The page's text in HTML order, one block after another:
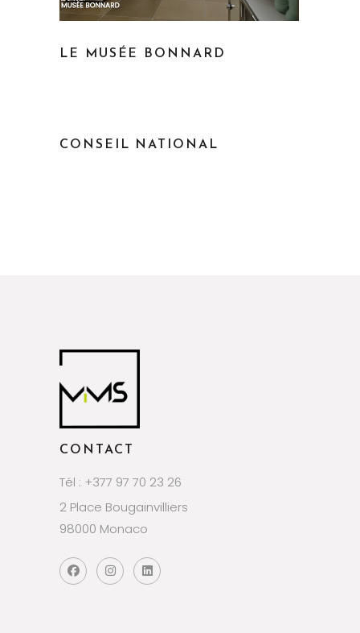
LE MUSÉE BONNARD
CONSEIL NATIONAL
CONTACT
Tél : +377 97 70 23 26
2 Place Bougainvilliers
98000 Monaco